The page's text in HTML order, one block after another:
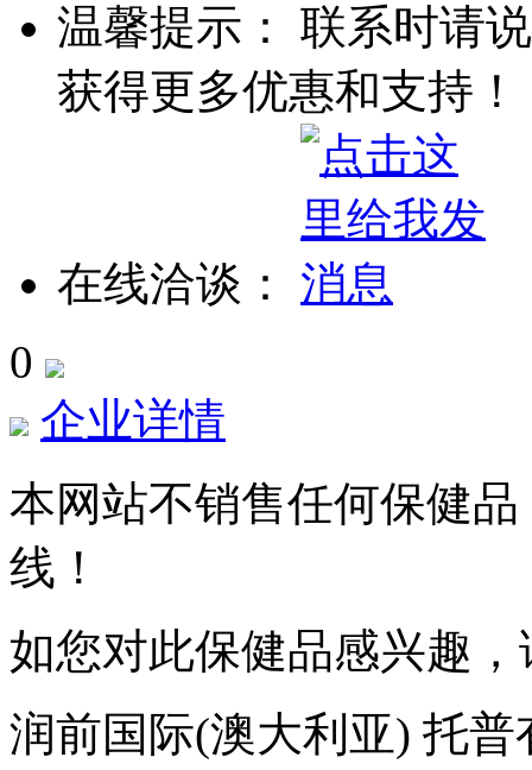
温馨提示： 联系时请
获得更多优惠和支持！
在线洽谈：
0
企业详情
本网站不销售任何保健
线！
如您对此保健品感兴趣
润前国际(澳大利亚) 托普